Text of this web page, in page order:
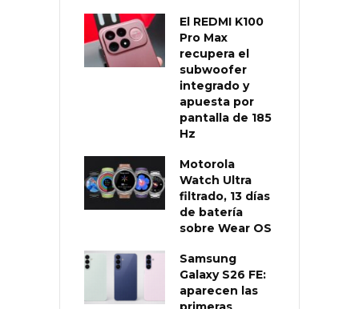
El REDMI K100
Pro Max
recupera el
subwoofer
integrado y
apuesta por
pantalla de 185
Hz
Motorola
Watch Ultra
filtrado, 13 días
de batería
sobre Wear OS
Samsung
Galaxy S26 FE:
aparecen las